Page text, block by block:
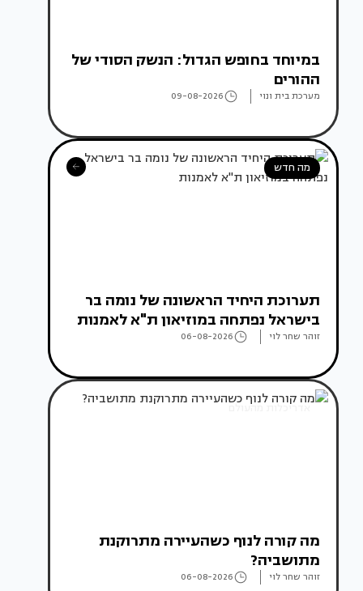
במיוחד בחופש הגדול: הנשק הסודי של
ההורים
מערכת בית ונוי 09-08-2026
מה חדש
תערוכת היחיד הראשונה של נומה בר
בישראל נפתחה במוזיאון ת"א לאמנות
זוהר שחר לוי 06-08-2026
אדריכלות מהעולם
מה קורה לנוף כשהעיירה מתרוקנת
מתושביה?
זוהר שחר לוי 06-08-2026